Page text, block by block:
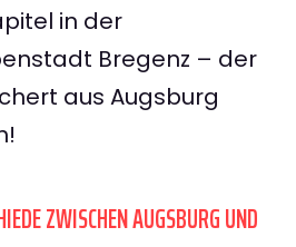
in der
Bregenz – der
aus Augsburg
ZWISCHEN AUGSBURG UND